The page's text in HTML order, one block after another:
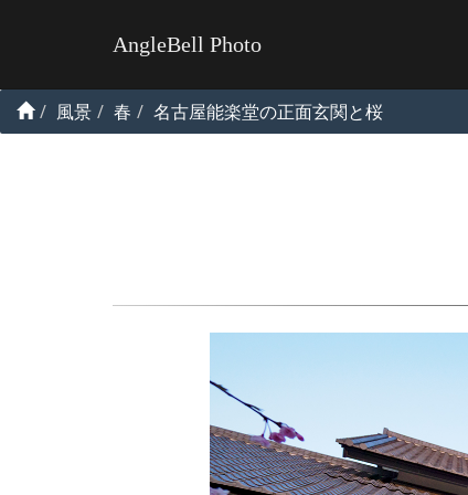
AngleBell Photo
風景 春 名古屋能楽堂の正面玄関と桜